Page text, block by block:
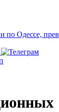
по Одессе,